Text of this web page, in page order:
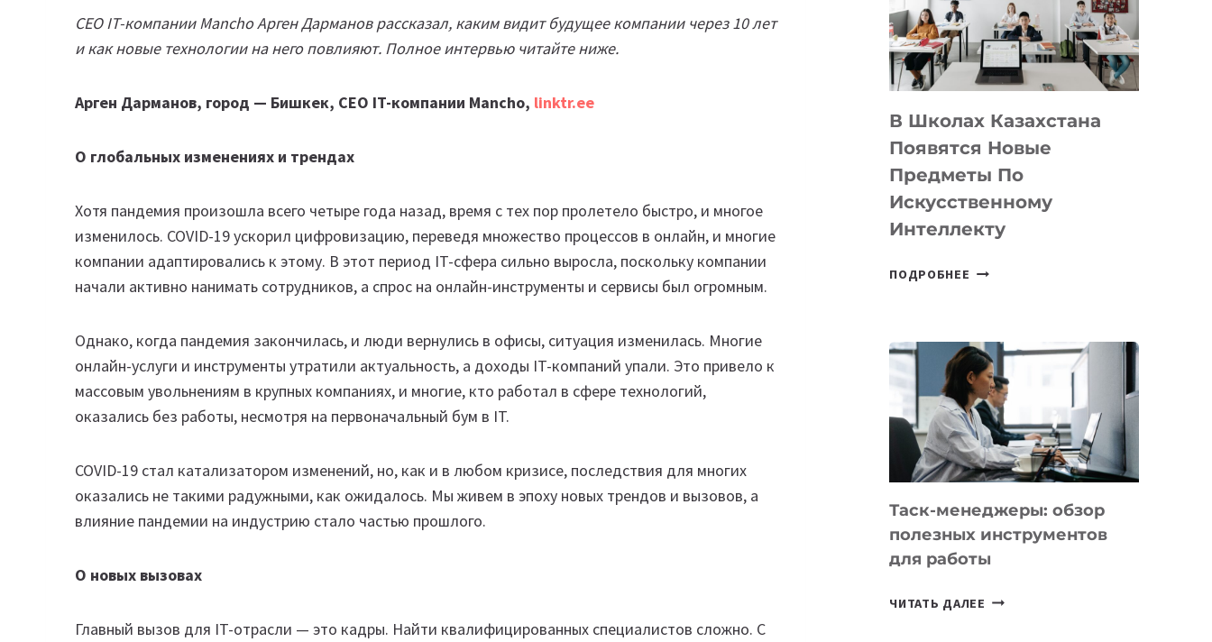
СЕО IT-компании Mancho Арген Дарманов рассказал, каким видит будущее компании через 10 лет
и как новые технологии на него повлияют. Полное интервью читайте ниже.
Арген Дарманов, город — Бишкек, CEO IT-компании Mancho, linktr.ee
О глобальных изменениях и трендах
Хотя пандемия произошла всего четыре года назад, время с тех пор пролетело быстро, и многое
изменилось. COVID-19 ускорил цифровизацию, переведя множество процессов в онлайн, и многие
компании адаптировались к этому. В этот период IT-сфера сильно выросла, поскольку компании
начали активно нанимать сотрудников, а спрос на онлайн-инструменты и сервисы был огромным.
Однако, когда пандемия закончилась, и люди вернулись в офисы, ситуация изменилась. Многие
онлайн-услуги и инструменты утратили актуальность, а доходы IT-компаний упали. Это привело к
массовым увольнениям в крупных компаниях, и многие, кто работал в сфере технологий,
оказались без работы, несмотря на первоначальный бум в IT.
COVID-19 стал катализатором изменений, но, как и в любом кризисе, последствия для многих
оказались не такими радужными, как ожидалось. Мы живем в эпоху новых трендов и вызовов, а
влияние пандемии на индустрию стало частью прошлого.
О новых вызовах
Главный вызов для IT-отрасли — это кадры. Найти квалифицированных специалистов сложно. С
MOST
—
МЕЖДУНАРОДНУЮ
ДЛЯ
ТЕХНОЛОГИЧЕСКИХ
СТАРТАПОВ
В Школах Казахстана
Появятся Новые
Предметы По
Искусственному
Интеллекту
ПОДРОБНЕЕ
НОВЫЕ
ПРЕДМЕТЫ
ПО
ИСКУССТВЕННОМУ
ИНТЕЛЛЕКТУ
Таск-менеджеры: обзор
полезных инструментов
для работы
ЧИТАТЬ ДАЛЕЕ ТАСК-